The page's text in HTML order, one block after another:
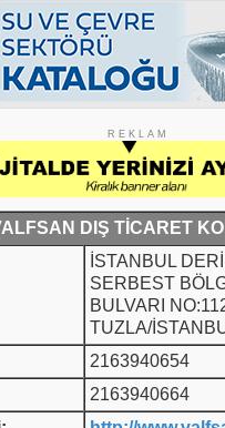
R E K L A M
DIŞ TİCARET
İSTANBUL
SERBEST
BULVARI
TUZLA/
2163940654
2163940664